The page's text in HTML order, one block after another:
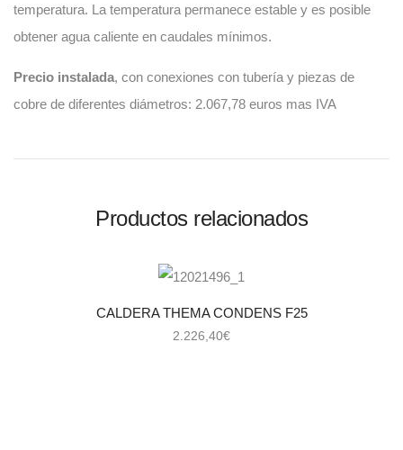
temperatura. La temperatura permanece estable y es posible
obtener agua caliente en caudales mínimos.
Precio instalada, con conexiones con tubería y piezas de
cobre de diferentes diámetros: 2.067,78 euros mas IVA
Productos relacionados
CALDERA THEMA CONDENS F25
2.226,40€